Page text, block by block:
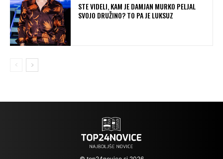
STE VIDELI, KAM JE DAMJAN MURKO PELJAL
SVOJO DRUŽINO? TO PA JE LUKSUZ